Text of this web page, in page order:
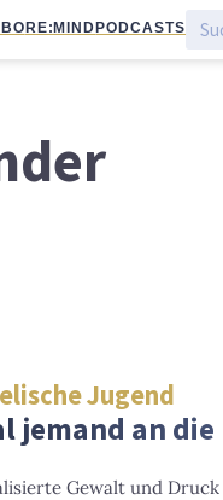
RE:MIND PODCASTS
Jugend
jemand an die
Gewalt und